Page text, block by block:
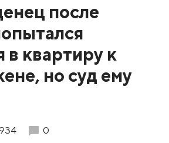
после
в квартиру к
но суд ему
0